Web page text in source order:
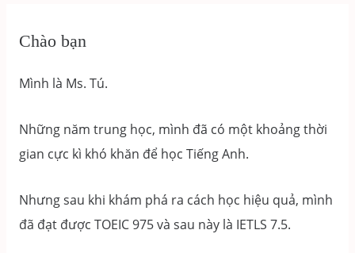
READING
PART
|
Dạng
Câu
–
Chào bạn
Mình là Ms. Tú.
Những năm trung học, mình đã có một khoảng thời
gian cực kì khó khăn để học Tiếng Anh.
Nhưng sau khi khám phá ra cách học hiệu quả, mình
đã đạt được TOEIC 975 và sau này là IETLS 7.5.